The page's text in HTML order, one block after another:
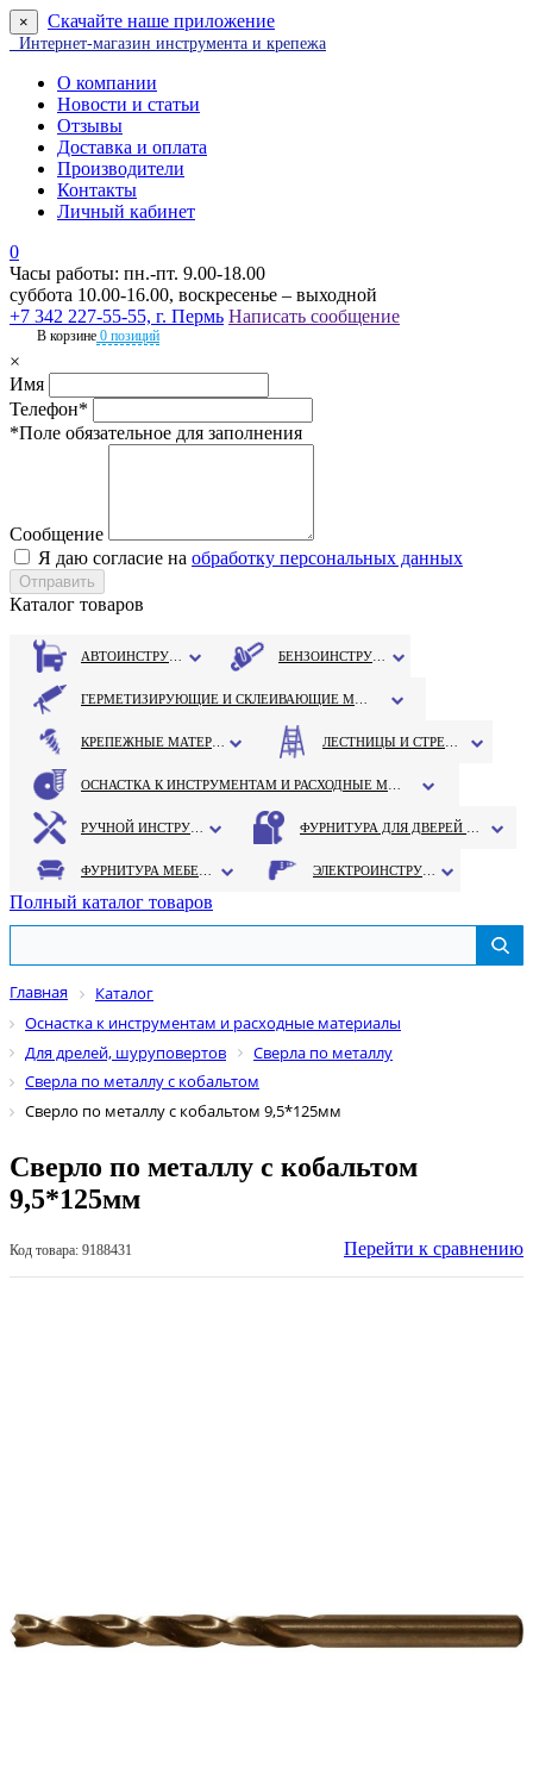
× Скачайте наше приложение
Интернет-магазин инструмента и крепежа
О компании
Новости и статьи
Отзывы
Доставка и оплата
Производители
Контакты
Личный кабинет
0
Часы работы: пн.-пт. 9.00-18.00
суббота 10.00-16.00, воскресенье – выходной
+7 342 227-55-55, г. Пермь Написать сообщение
В корзине 0 позиций
×
Имя
Телефон*
*Поле обязательное для заполнения
Сообщение
Я даю согласие на обработку персональных данных
Каталог товаров
Полный каталог товаров
Главная
Каталог
Оснастка к инструментам и расходные материалы
Для дрелей, шуруповертов
Сверла по металлу
Сверла по металлу с кобальтом
Сверло по металлу с кобальтом 9,5*125мм
Сверло по металлу с кобальтом
9,5*125мм
Код товара: 9188431 Перейти к сравнению